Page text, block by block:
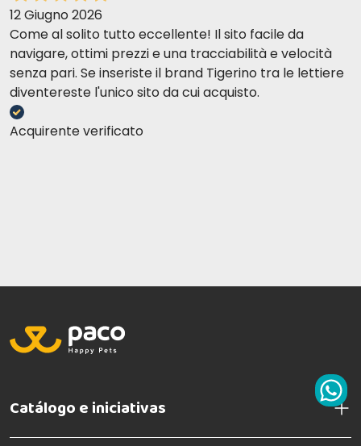
12 Giugno 2026
Come al solito tutto eccellente! Il sito facile da
navigare, ottimi prezzi e una tracciabilità e velocità
senza pari. Se inseriste il brand Tigerino tra le lettiere
diventereste l'unico sito da cui acquisto.
Acquirente verificato
Catálogo e iniciativas